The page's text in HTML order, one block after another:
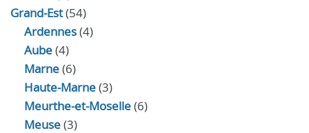
Grand-Est(54)
Ardennes(4)
Aube(4)
Marne(6)
Haute-Marne(3)
Meurthe-et-Moselle(6)
Meuse(3)